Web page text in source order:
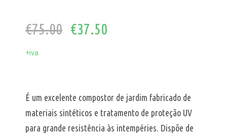
€75.00 €37.50
+iva
É um excelente compostor de jardim fabricado de
materiais sintéticos e tratamento de proteção UV
para grande resistência às intempéries. Dispõe de